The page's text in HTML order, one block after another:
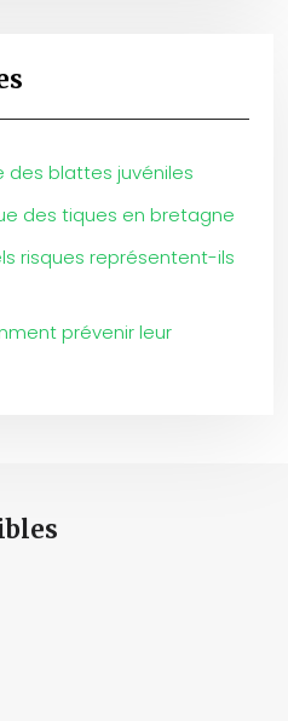
blattes juvéniles
des tiques en bretagne
risques représentent-ils
prévenir leur